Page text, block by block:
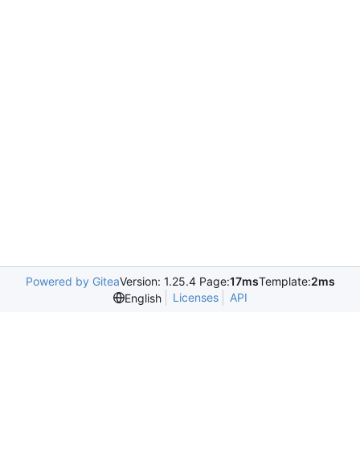
Powered by GiteaVersion: 1.25.4 Page:17msTemplate:2ms
English
Licenses API